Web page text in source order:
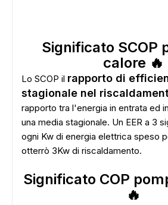
Significato SCOP
calore 🔥
Lo SCOP il rapporto di
stagionale nel
rapporto tra l'energia in entrata ed
una media stagionale. Un EER a 3
ogni Kw di energia elettrica speso
otterrò 3Kw di riscaldamento.
Significato COP
🔥